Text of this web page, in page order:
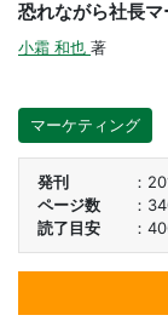
恐れながら社長マ
小霜 和也 著
マーケティング
発刊
ページ数
読了目安